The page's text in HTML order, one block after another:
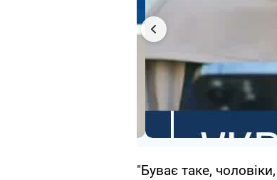
"Буває таке,